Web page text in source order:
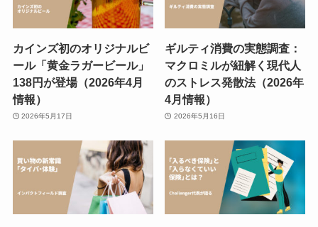
カインズ初のオリジナルビ
ール「黄金ラガービール」
138円が登場（2026年4月
情報）
2026年5月17日
ギルティ消費の実態調査：
マクロミルが紐解く現代人
のストレス発散法（2026年
4月情報）
2026年5月16日